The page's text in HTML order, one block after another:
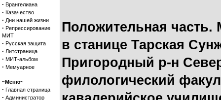
· Врангелиана
· Казачество
· Дни нашей жизни
· Репрессирование
МИТ
· Русская защита
· Литстраница
· МИТ-альбом
· Мемуарное
~Меню~
· Главная страница
· Администратор
Положительная часть.
в станице Тарская
Пригородный р-н
филологический